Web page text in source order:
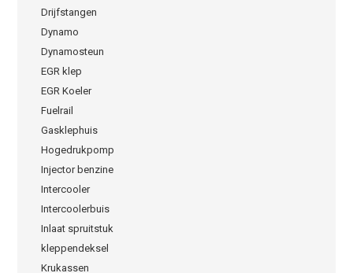
Drijfstangen
Dynamo
Dynamosteun
EGR klep
EGR Koeler
Fuelrail
Gasklephuis
Hogedrukpomp
Injector benzine
Intercooler
Intercoolerbuis
Inlaat spruitstuk
kleppendeksel
Krukassen